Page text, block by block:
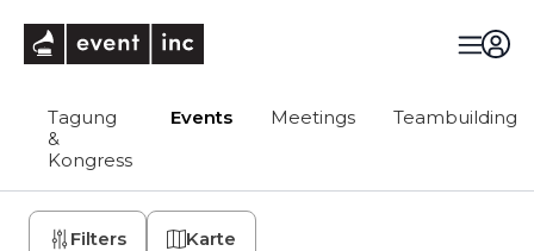
Tagung
&
Kongress
Events Meetings Teambuilding
Filters Karte